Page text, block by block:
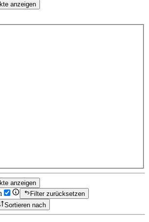
anzeigen
anzeigen
Filter zurücksetzen
Sortieren nach